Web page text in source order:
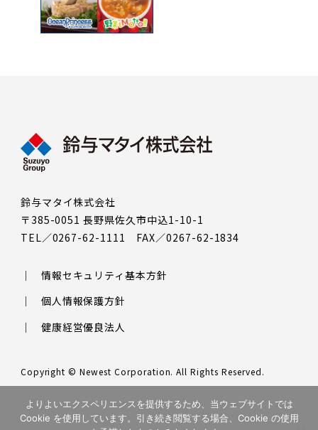
鈴与マタイ株式会社
〒385-0051 長野県佐久市中込1-10-1
TEL／0267-62-1111 FAX／0267-62-1834
情報セキュリティ基本方針
個人情報保護方針
健康経営優良法人
Copyright © Newest Corporation. All Rights Reserved.
イバシーポリシー
と利用規約が適用されます。
よりよいエクスペリエンスを提供するため、当ウェブサイトでは
Cookie を使用しています。引き続き閲覧する場合、Cookie の使用